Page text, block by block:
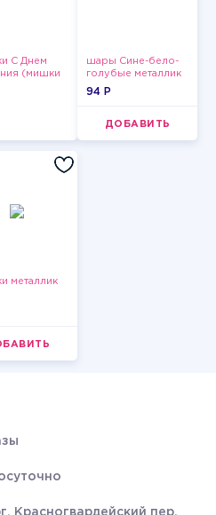
С Днем
(мишки
шары Сине-бело-
голубые металлик
94 P
ДОБАВИТЬ
металлик
Красногвардейский пер.